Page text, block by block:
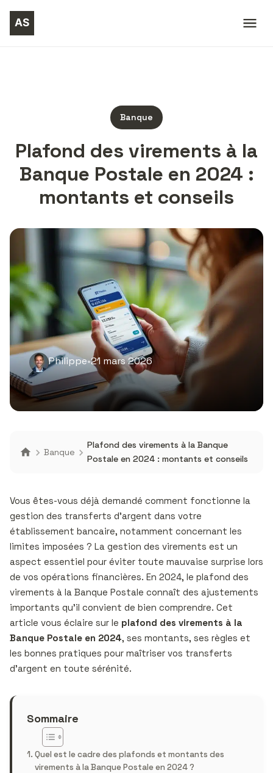
Banque
Plafond des virements à la
Banque Postale en 2024 :
montants et conseils
Philippe•21 mars 2026
Banque
Plafond des virements à la Banque
Postale en 2024 : montants et conseils
Vous êtes-vous déjà demandé comment fonctionne la
gestion des transferts d’argent dans votre
établissement bancaire, notamment concernant les
limites imposées ? La gestion des virements est un
aspect essentiel pour éviter toute mauvaise surprise lors
de vos opérations financières. En 2024, le plafond des
virements à la Banque Postale connaît des ajustements
importants qu’il convient de bien comprendre. Cet
article vous éclaire sur le plafond des virements à la
Banque Postale en 2024, ses montants, ses règles et
les bonnes pratiques pour maîtriser vos transferts
d’argent en toute sérénité.
Sommaire
Quel est le cadre des plafonds et montants des
virements à la Banque Postale en 2024 ?